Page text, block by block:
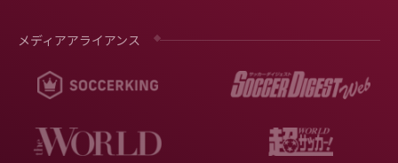
メディアアライアンス